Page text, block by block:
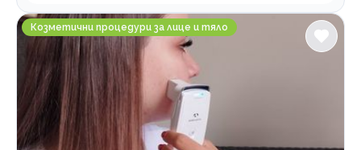
FX Studio Салон за красота
Козметични процедури за лице и тяло